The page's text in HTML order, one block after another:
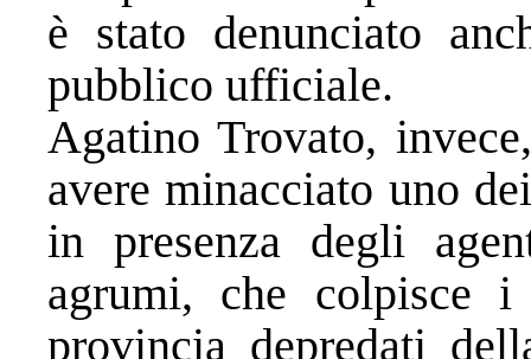
è stato denunciato
pubblico ufficiale.
Agatino Trovato,
avere minacciato uno
in presenza degli
agrumi, che colpisce
provincia depredati